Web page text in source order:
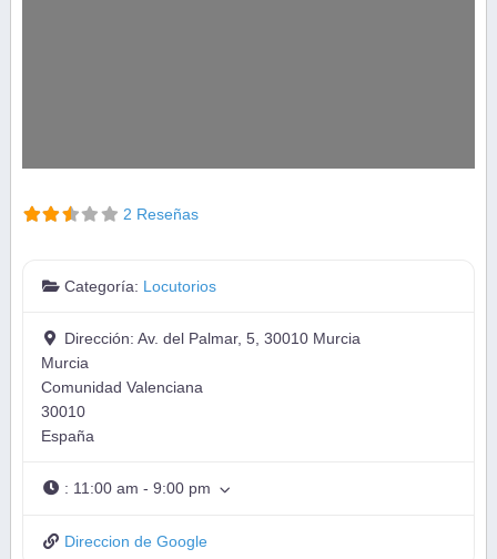
2 Reseñas
Categoría: Locutorios
Dirección:Av. del Palmar, 5, 30010 Murcia
Murcia
Comunidad Valenciana
30010
España
: 11:00 am - 9:00 pm
Direccion de Google